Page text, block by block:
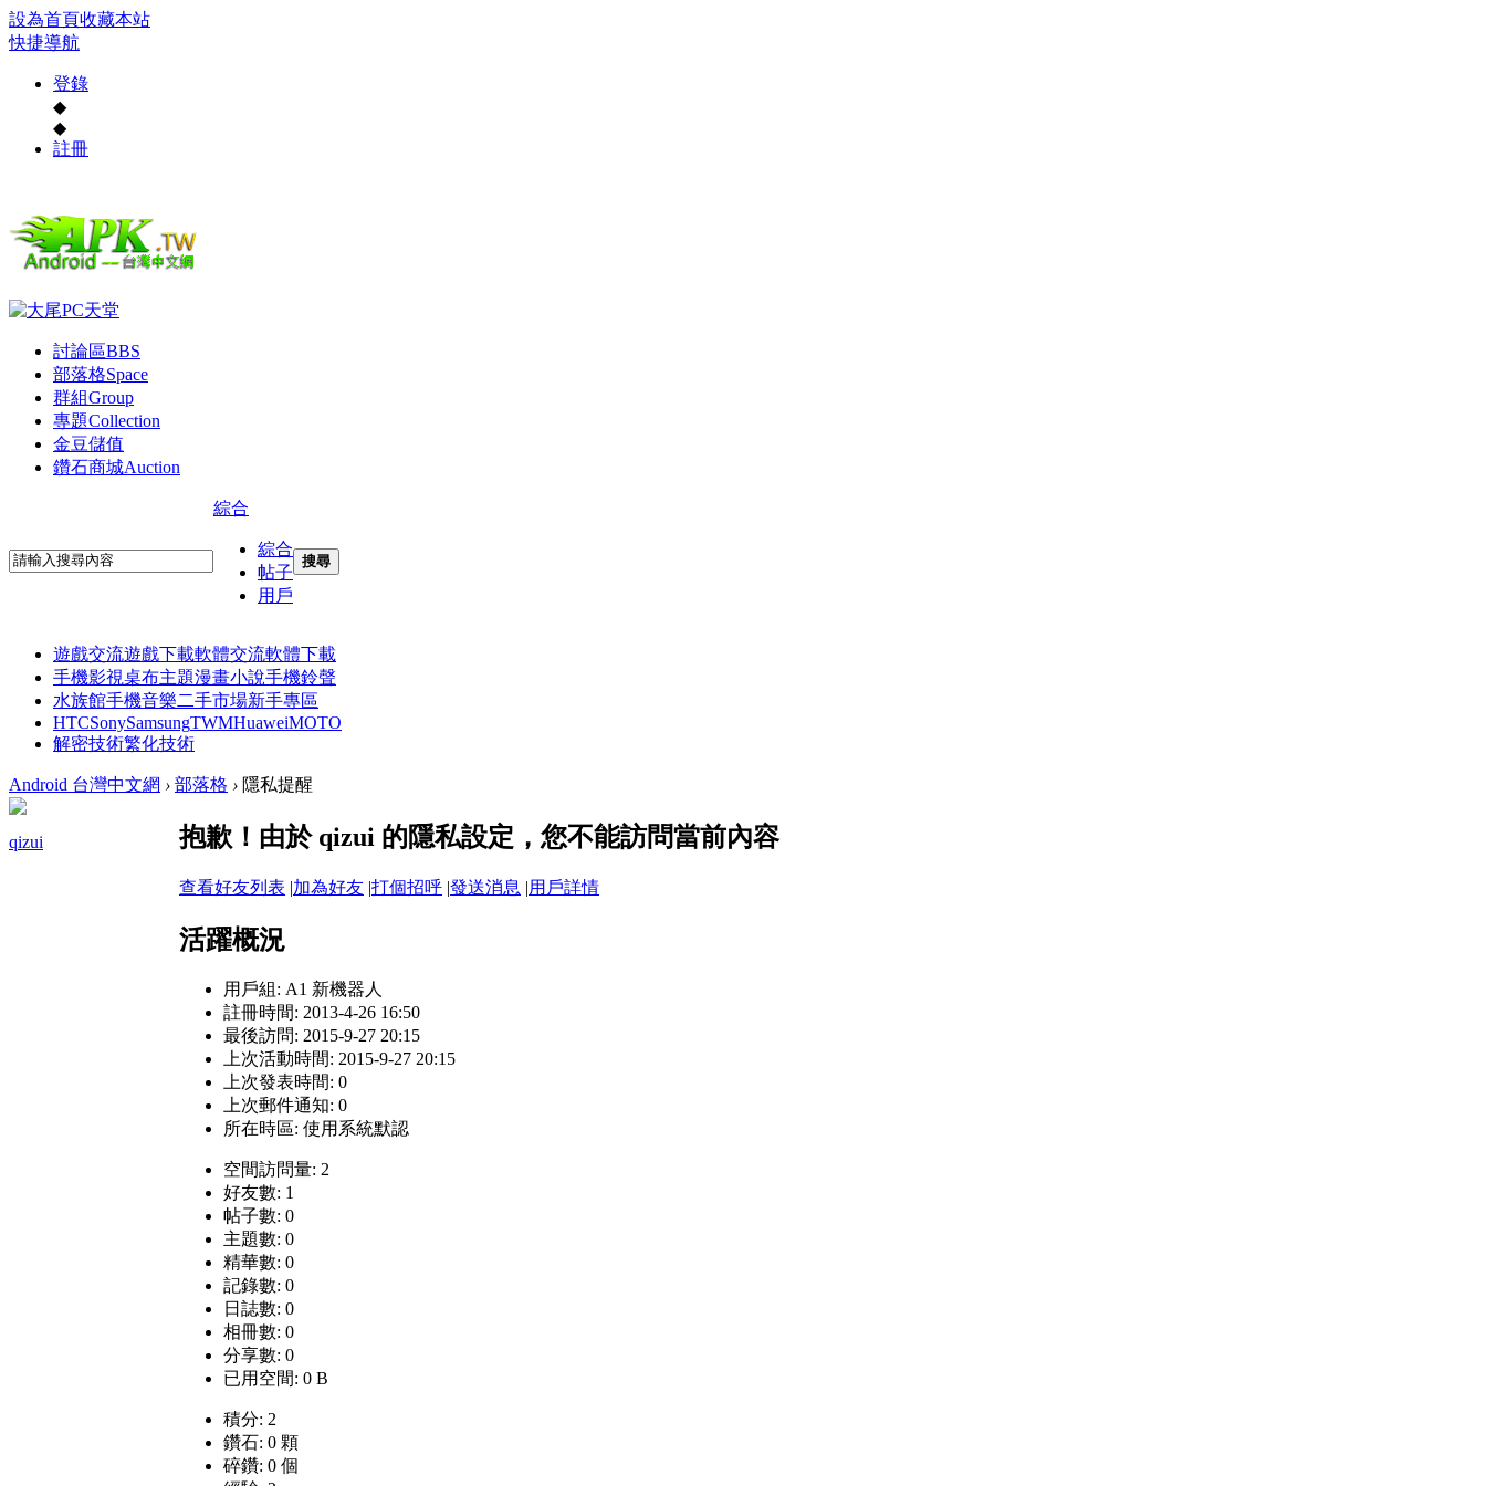
設為首頁收藏本站
快捷導航
登錄
◆
◆
註冊
討論區BBS
部落格Space
群組Group
專題Collection
金豆儲值
鑽石商城Auction
綜合
綜合
帖子
用戶
搜尋
遊戲交流遊戲下載軟體交流軟體下載
手機影視桌布主題漫畫小說手機鈴聲
水族館手機音樂二手市場新手專區
HTCSonySamsungTWMHuaweiMOTO
解密技術繁化技術
Android 台灣中文網 › 部落格 › 隱私提醒
qizui 抱歉！由於 qizui 的隱私設定，您不能訪問當前內容
查看好友列表 |加為好友 |打個招呼 |發送消息 |用戶詳情
活躍概況
用戶組: A1 新機器人
註冊時間: 2013-4-26 16:50
最後訪問: 2015-9-27 20:15
上次活動時間: 2015-9-27 20:15
上次發表時間: 0
上次郵件通知: 0
所在時區: 使用系統默認
空間訪問量: 2
好友數: 1
帖子數: 0
主題數: 0
精華數: 0
記錄數: 0
日誌數: 0
相冊數: 0
分享數: 0
已用空間: 0 B
積分: 2
鑽石: 0 顆
碎鑽: 0 個